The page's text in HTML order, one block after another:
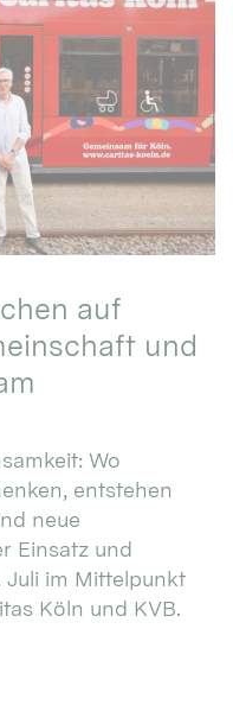
auf
und
Wo
entstehen
neue
Einsatz und
Juli im Mittelpunkt
Köln und KVB.